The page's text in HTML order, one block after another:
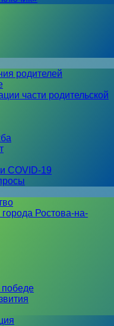
родителей
части родительской
COVID-19
города Ростова-на-